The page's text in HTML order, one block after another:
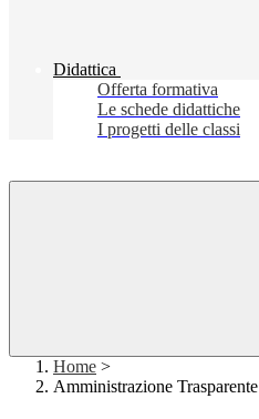
Didattica
Offerta formativa
Le schede didattiche
I progetti delle classi
Home >
Amministrazione Trasparente